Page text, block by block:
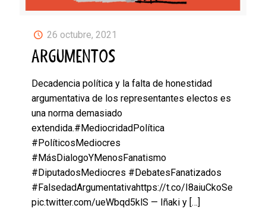
26 octubre, 2021
ARGUMENTOS
Decadencia política y la falta de honestidad
argumentativa de los representantes electos es
una norma demasiado
extendida.#MediocridadPolítica
#PolíticosMediocres
#MásDialogoYMenosFanatismo
#DiputadosMediocres #DebatesFanatizados
#FalsedadArgumentativahttps://t.co/I8aiuCkoSe
pic.twitter.com/ueWbqd5klS — Iñaki y […]